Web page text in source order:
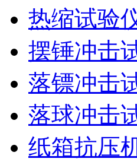
热缩试验
摆锤冲击
落镖冲击
落球冲击
纸箱抗压